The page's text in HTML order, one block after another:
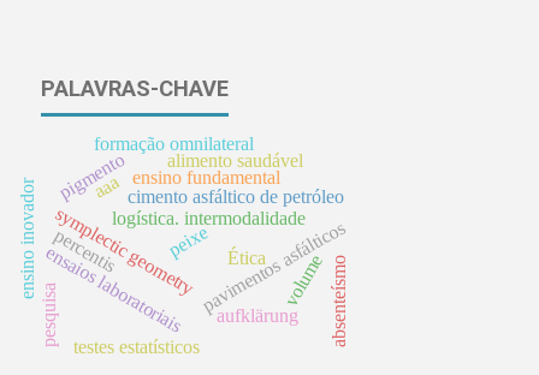
PALAVRAS-CHAVE
logística. intermodalidade
symplectic geometrypavimentos asfálticos
cimento asfáltico de petróleo
aaa
ensaios laboratoriais
testes estatísticos
aufklärung
Ética
ensino fundamental
peixe
alimento saudável
ensino inovador
formação omnilateral
volume
pesquisa absenteísmo
percentis
pigmento